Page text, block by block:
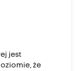
jest
że